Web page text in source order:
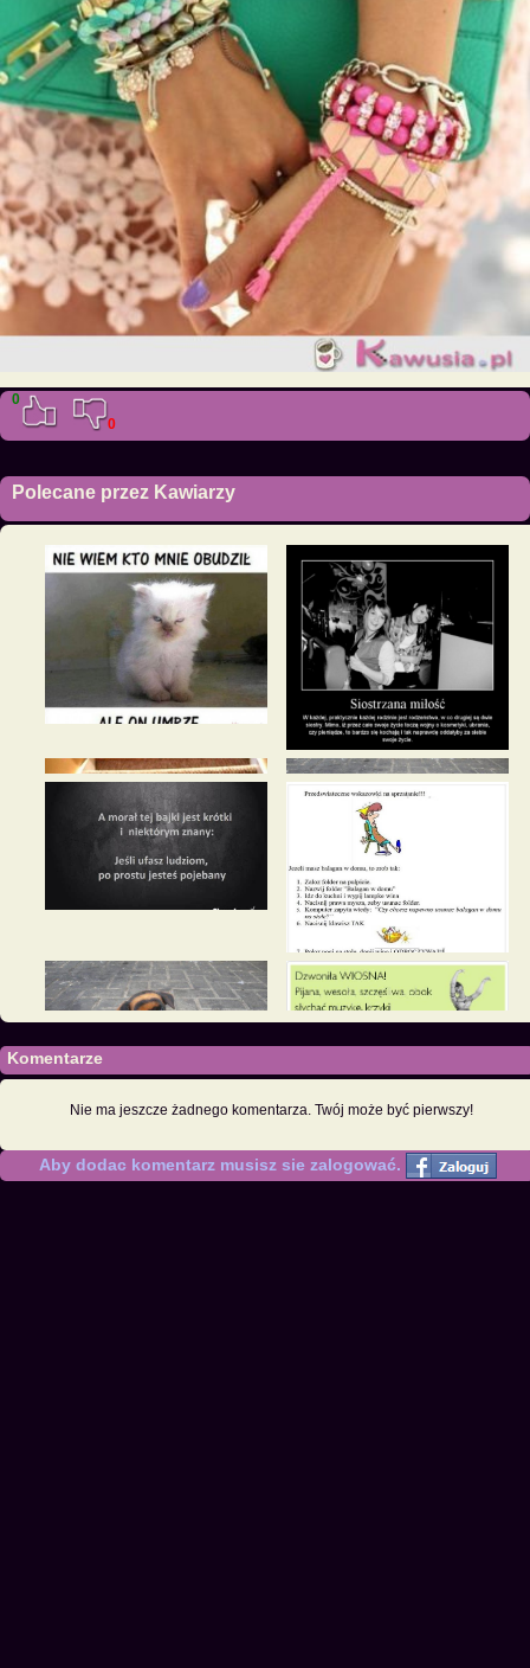
0
0
Polecane przez Kawiarzy
Komentarze
Nie ma jeszcze żadnego komentarza. Twój może być pierwszy!
Aby dodac komentarz musisz sie zalogować.